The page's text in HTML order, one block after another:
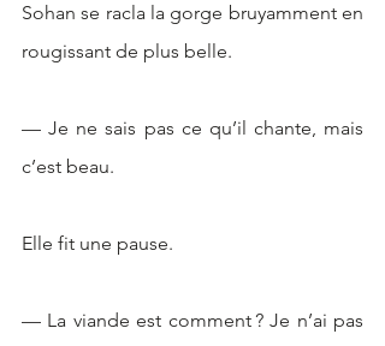
Sohan se racla la gorge bruyamment en
rougissant de plus belle.
— Je ne sais pas ce qu’il chante, mais
c’est beau.
Elle fit une pause.
— La viande est comment ? Je n’ai pas